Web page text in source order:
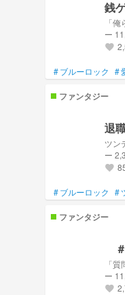
銭
「
ー
favorite
#ブルーロック #
ファンタジー
退
ツン
ー
favorite
#ブルーロック #
ファンタジー
ー
favorite